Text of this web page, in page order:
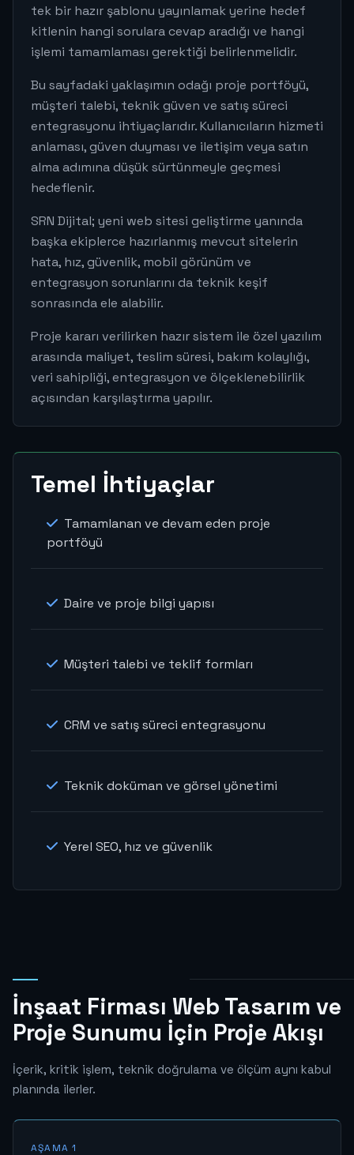
tek bir hazır şablonu yayınlamak yerine hedef
kitlenin hangi sorulara cevap aradığı ve hangi
işlemi tamamlaması gerektiği belirlenmelidir.
Bu sayfadaki yaklaşımın odağı proje portföyü,
müşteri talebi, teknik güven ve satış süreci
entegrasyonu ihtiyaçlarıdır. Kullanıcıların hizmeti
anlaması, güven duyması ve iletişim veya satın
alma adımına düşük sürtünmeyle geçmesi
hedeflenir.
SRN Dijital; yeni web sitesi geliştirme yanında
başka ekiplerce hazırlanmış mevcut sitelerin
hata, hız, güvenlik, mobil görünüm ve
entegrasyon sorunlarını da teknik keşif
sonrasında ele alabilir.
Proje kararı verilirken hazır sistem ile özel yazılım
arasında maliyet, teslim süresi, bakım kolaylığı,
veri sahipliği, entegrasyon ve ölçeklenebilirlik
açısından karşılaştırma yapılır.
Temel İhtiyaçlar
Tamamlanan ve devam eden proje
portföyü
Daire ve proje bilgi yapısı
Müşteri talebi ve teklif formları
CRM ve satış süreci entegrasyonu
Teknik doküman ve görsel yönetimi
Yerel SEO, hız ve güvenlik
İnşaat Firması Web Tasarım ve
Proje Sunumu İçin Proje Akışı
İçerik, kritik işlem, teknik doğrulama ve ölçüm aynı kabul
planında ilerler.
AŞAMA 1